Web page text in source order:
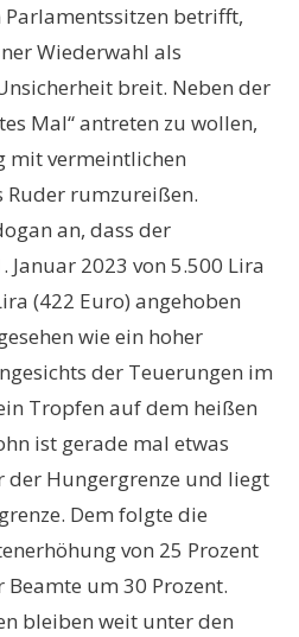
betrifft,
Wiederwahl als
breit. Neben der
Mal“ antreten zu wollen,
mit vermeintlichen
Ruder rumzureißen.
an, dass der
2023 von 5.500 Lira
(422 Euro) angehoben
wie ein hoher
der Teuerungen im
Tropfen auf dem heißen
ist gerade mal etwas
der Hungergrenze und liegt
Dem folgte die
von 25 Prozent
um 30 Prozent.
bleiben weit unter den